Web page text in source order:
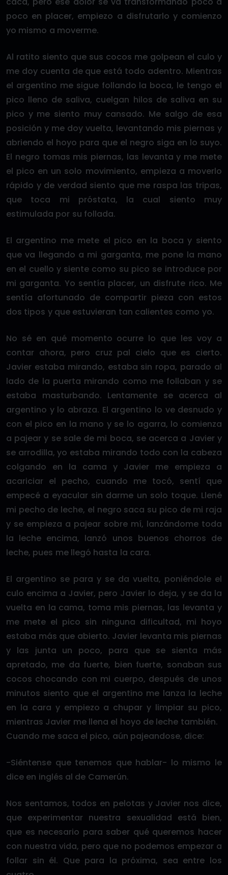
poco en placer, empiezo a disfrutarlo y comienzo
yo mismo a moverme.
Al ratito siento que sus cocos me golpean el culo y
me doy cuenta de que está todo adentro. Mientras
el argentino me sigue follando la boca, le tengo el
pico lleno de saliva, cuelgan hilos de saliva en su
pico y me siento muy cansado. Me salgo de esa
posición y me doy vuelta, levantando mis piernas y
abriendo el hoyo para que el negro siga en lo suyo.
El negro tomas mis piernas, las levanta y me mete
el pico en un solo movimiento, empieza a moverlo
rápido y de verdad siento que me raspa las tripas,
que toca mi próstata, la cual siento muy
estimulada por su follada.
El argentino me mete el pico en la boca y siento
que va llegando a mi garganta, me pone la mano
en el cuello y siente como su pico se introduce por
mi garganta. Yo sentía placer, un disfrute rico. Me
sentía afortunado de compartir pieza con estos
dos tipos y que estuvieran tan calientes como yo.
No sé en qué momento ocurre lo que les voy a
contar ahora, pero cruz pal cielo que es cierto.
Javier estaba mirando, estaba sin ropa, parado al
lado de la puerta mirando como me follaban y se
estaba masturbando. Lentamente se acerca al
argentino y lo abraza. El argentino lo ve desnudo y
con el pico en la mano y se lo agarra, lo comienza
a pajear y se sale de mi boca, se acerca a Javier y
se arrodilla, yo estaba mirando todo con la cabeza
colgando en la cama y Javier me empieza a
acariciar el pecho, cuando me tocó, sentí que
empecé a eyacular sin darme un solo toque. Llené
mi pecho de leche, el negro saca su pico de mi raja
y se empieza a pajear sobre mí, lanzándome toda
la leche encima, lanzó unos buenos chorros de
leche, pues me llegó hasta la cara.
El argentino se para y se da vuelta, poniéndole el
culo encima a Javier, pero Javier lo deja, y se da la
vuelta en la cama, toma mis piernas, las levanta y
me mete el pico sin ninguna dificultad, mi hoyo
estaba más que abierto. Javier levanta mis piernas
y las junta un poco, para que se sienta más
apretado, me da fuerte, bien fuerte, sonaban sus
cocos chocando con mi cuerpo, después de unos
minutos siento que el argentino me lanza la leche
en la cara y empiezo a chupar y limpiar su pico,
mientras Javier me llena el hoyo de leche también.
Cuando me saca el pico, aún pajeandose, dice:
-Siéntense que tenemos que hablar- lo mismo le
dice en inglés al de Camerún.
Nos sentamos, todos en pelotas y Javier nos dice,
que experimentar nuestra sexualidad está bien,
que es necesario para saber qué queremos hacer
con nuestra vida, pero que no podemos empezar a
follar sin él. Que para la próxima, sea entre los